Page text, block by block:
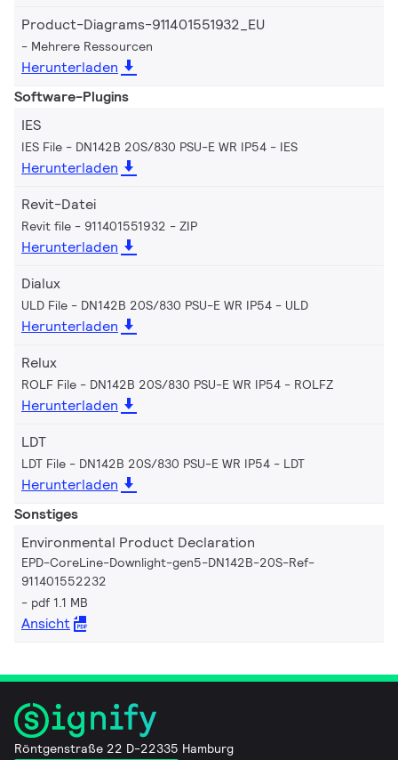
Product-Diagrams-911401551932_EU
Mehrere Ressourcen
Herunterladen
Software-Plugins
IES
IES File - DN142B 20S/830 PSU-E WR IP54 IES
Herunterladen
Revit-Datei
Revit file - 911401551932 ZIP
Herunterladen
Dialux
ULD File - DN142B 20S/830 PSU-E WR IP54 ULD
Herunterladen
Relux
ROLF File - DN142B 20S/830 PSU-E WR IP54 ROLFZ
Herunterladen
LDT
LDT File - DN142B 20S/830 PSU-E WR IP54 LDT
Herunterladen
Sonstiges
Environmental Product Declaration
EPD-CoreLine-Downlight-gen5-DN142B-20S-Ref-
911401552232
pdf 1.1 MB
Ansicht
Röntgenstraße 22 D-22335 Hamburg